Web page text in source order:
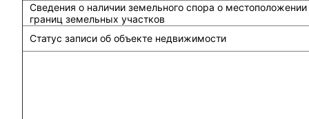
Сведения о наличии земельного спора о местоположении
границ земельных участков
Статус записи об объекте недвижимости